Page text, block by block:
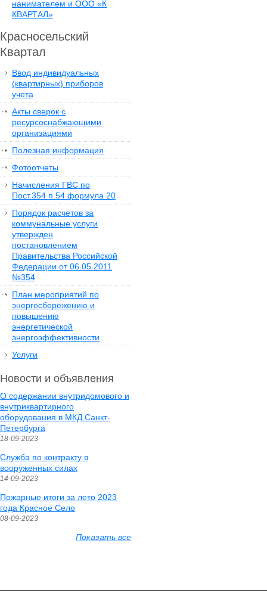
нанимателем и ООО «К
КВАРТАЛ»
Красносельский
Квартал
Ввод индивидуальных
(квартирных) приборов
учета
Акты сверок с
ресурсоснабжающими
организациями
Полезная информация
Фотоотчеты
Начисления ГВС по
Пост.354 п.54 формула 20
Порядок расчетов за
коммунальные услуги
утвержден
постановлением
Правительства Российской
Федерации от 06.05.2011
№354
План мероприятий по
энергосбережению и
повышению
энергетической
энергоэффективности
Услуги
Новости и объявления
О содержании внутридомового и
внутриквартирного
оборудования в МКД Санкт-
Петербурга
18-09-2023
Служба по контракту в
вооруженных силах
14-09-2023
Пожарные итоги за лето 2023
года Красное Село
08-09-2023
Показать все